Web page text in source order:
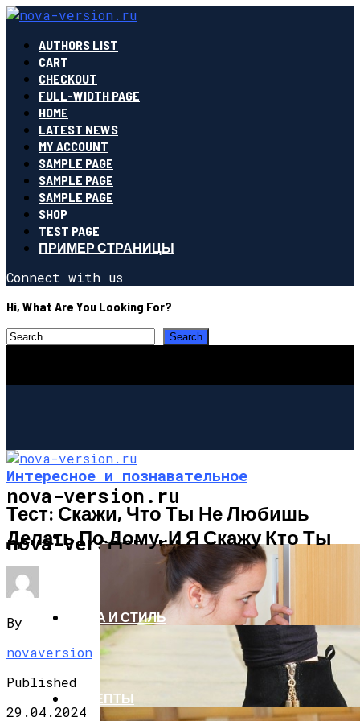
AUTHORS LIST
CART
CHECKOUT
FULL-WIDTH PAGE
HOME
LATEST NEWS
MY ACCOUNT
SAMPLE PAGE
SAMPLE PAGE
SAMPLE PAGE
SHOP
TEST PAGE
ПРИМЕР СТРАНИЦЫ
Connect with us
Hi, What Are You Looking For?
nova-version.ru
nova-version.ru
ИНТЕРЕСНОЕ И ПОЗНАВАТЕЛЬНОЕ
МОДА И СТИЛЬ
РЕЦЕПТЫ
Интересное и познавательное
Тест: Скажи, Что Ты Не Любишь
Делать По Дому, И Я Скажу Кто Ты
By
novaversion
Published
29.04.2024